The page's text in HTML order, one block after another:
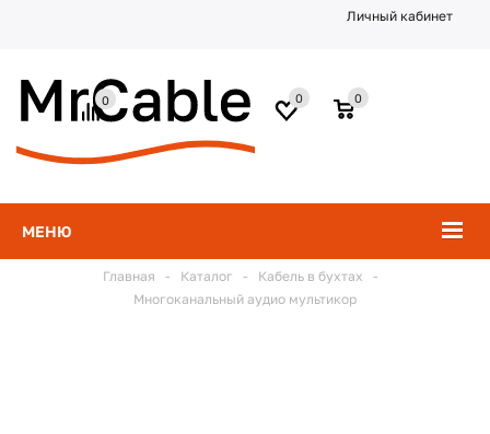
Личный кабинет
МЕНЮ
0
0
0
Главная - Каталог - Кабель в бухтах
-
Многоканальный аудио мультикор